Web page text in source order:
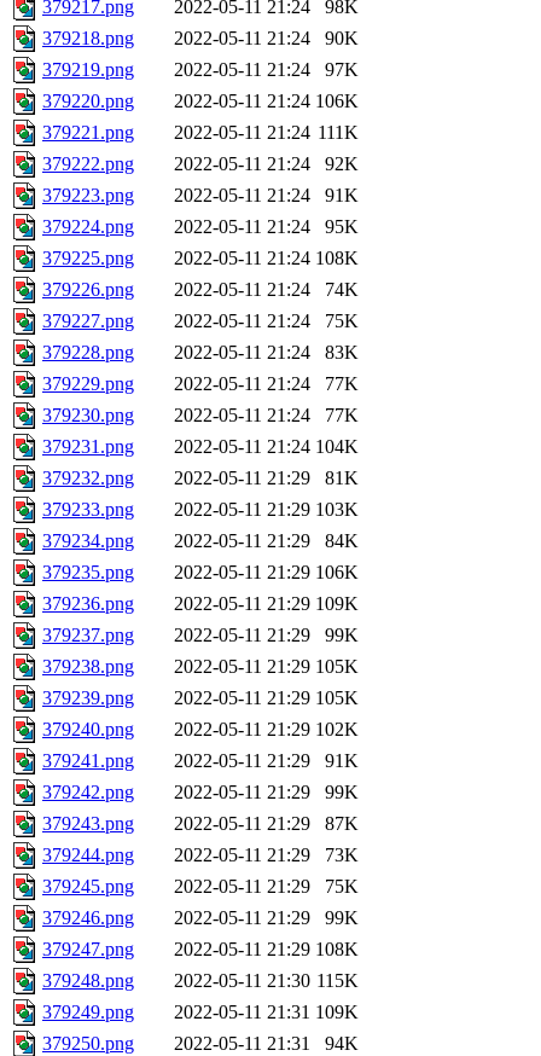
379217.png 2022-05-11 21:24
98K
379218.png
2022-05-11 21:24
90K
379219.png
2022-05-11 21:24
97K
379220.png
2022-05-11 21:24 106K
379221.png
2022-05-11 21:24 111K
379222.png
2022-05-11 21:24
92K
379223.png
2022-05-11 21:24
91K
379224.png
2022-05-11 21:24
95K
379225.png
2022-05-11 21:24 108K
379226.png
2022-05-11 21:24
74K
379227.png
2022-05-11 21:24
75K
379228.png
2022-05-11 21:24
83K
379229.png
2022-05-11 21:24
77K
379230.png
2022-05-11 21:24
77K
379231.png
2022-05-11 21:24 104K
379232.png
2022-05-11 21:29
81K
379233.png
2022-05-11 21:29 103K
379234.png
2022-05-11 21:29
84K
379235.png
2022-05-11 21:29 106K
379236.png
2022-05-11 21:29 109K
379237.png
2022-05-11 21:29
99K
379238.png
2022-05-11 21:29 105K
379239.png
2022-05-11 21:29 105K
379240.png
2022-05-11 21:29 102K
379241.png
2022-05-11 21:29
91K
379242.png
2022-05-11 21:29
99K
379243.png
2022-05-11 21:29
87K
379244.png
2022-05-11 21:29
73K
379245.png
2022-05-11 21:29
75K
379246.png
2022-05-11 21:29
99K
379247.png
2022-05-11 21:29 108K
379248.png
2022-05-11 21:30 115K
379249.png
2022-05-11 21:31 109K
379250.png
2022-05-11 21:31
94K